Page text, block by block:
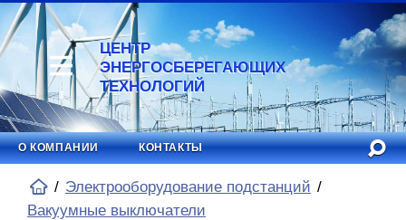
ЦЕНТР
ЭНЕРГОСБЕРЕГАЮЩИХ
ТЕХНОЛОГИЙ
О КОМПАНИИ КОНТАКТЫ
Электрооборудование подстанций
Вакуумные выключатели